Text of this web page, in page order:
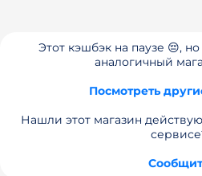
Этот кэшбэк на паузе 😔,
аналогичный
Посмотреть
Нашли этот магазин